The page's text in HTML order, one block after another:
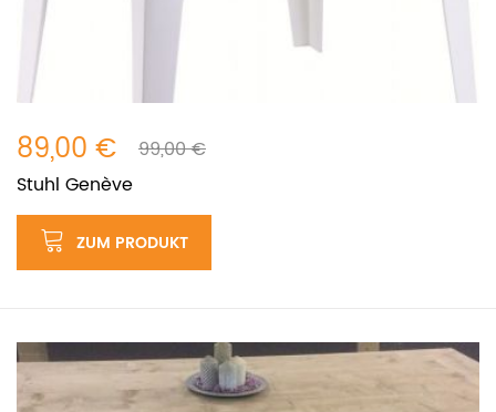
89,00 €
99,00 €
Stuhl Genève
ZUM PRODUKT